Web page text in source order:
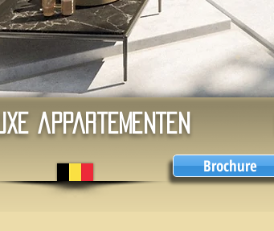
appartementen
Brochure